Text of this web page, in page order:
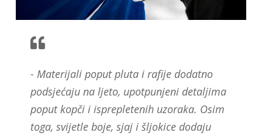
- Materijali poput pluta i rafije dodatno
podsjećaju na ljeto, upotpunjeni detaljima
poput kopči i isprepletenih uzoraka. Osim
toga, svijetle boje, sjaj i šljokice dodaju